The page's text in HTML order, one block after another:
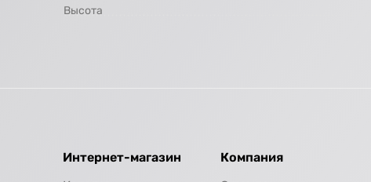
Высота
Интернет-магазин
Компания